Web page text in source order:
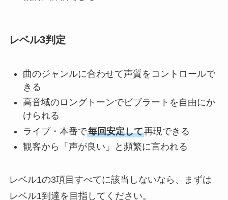
レベル3判定
曲のジャンルに合わせて声質をコントロールで
きる
高音域のロングトーンでビブラートを自由にか
けられる
ライブ・本番で毎回安定して再現できる
観客から「声が良い」と頻繁に言われる
レベル1の3項目すべてに該当しないなら、まずは
レベル1到達を目指してください。